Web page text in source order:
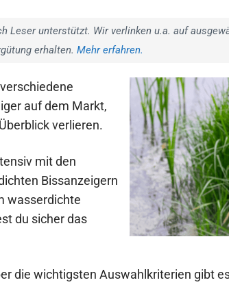
Leser unterstützt. Wir verlinken u.a. auf
erhalten. Mehr erfahren.
auf dem Markt,
verlieren.
mit den
Bissanzeigern
wasserdichte
du sicher das
die wichtigsten Auswahlkriterien gibt